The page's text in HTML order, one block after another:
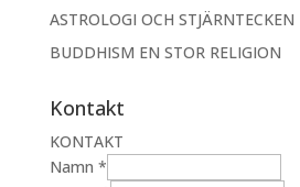
ASTROLOGI OCH STJÄRNTECKEN
BUDDHISM EN STOR RELIGION
Kontakt
KONTAKT
Namn *